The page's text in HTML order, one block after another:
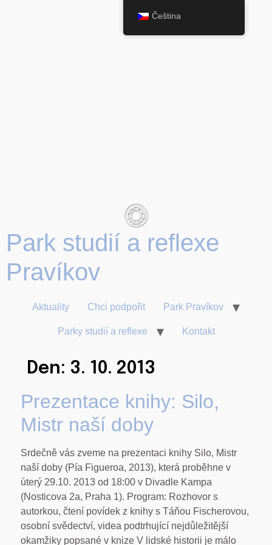
Park studií a reflexe
Aktuality Chci podpořit Park Pravíkov
Parky studií a reflexe Kontakt
Den: 3. 10. 2013
Prezentace knihy: Silo,
Mistr naší doby
Srdečně vás zveme na prezentaci knihy Silo, Mistr
naší doby (Pía Figueroa, 2013), která proběhne v
úterý 29.10. 2013 od 18:00 v Divadle Kampa
(Nosticova 2a, Praha 1). Program: Rozhovor s
autorkou, čtení povídek z knihy s Táňou Fischerovou,
osobní svědectví, videa podtrhující nejdůležitější
okamžiky popsané v knize V lidské historii je málo
Čeština